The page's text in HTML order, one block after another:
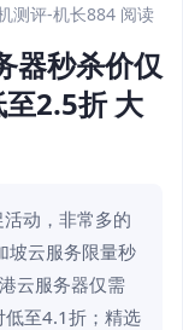
测评-机长884 阅读
器秒杀价仅
2.5折 大
动，非常多的
坡云服务限量秒
云服务器仅需
至4.1折；精选